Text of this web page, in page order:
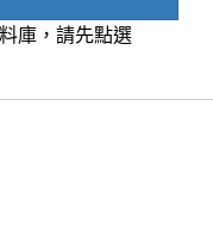
庫，請先點選